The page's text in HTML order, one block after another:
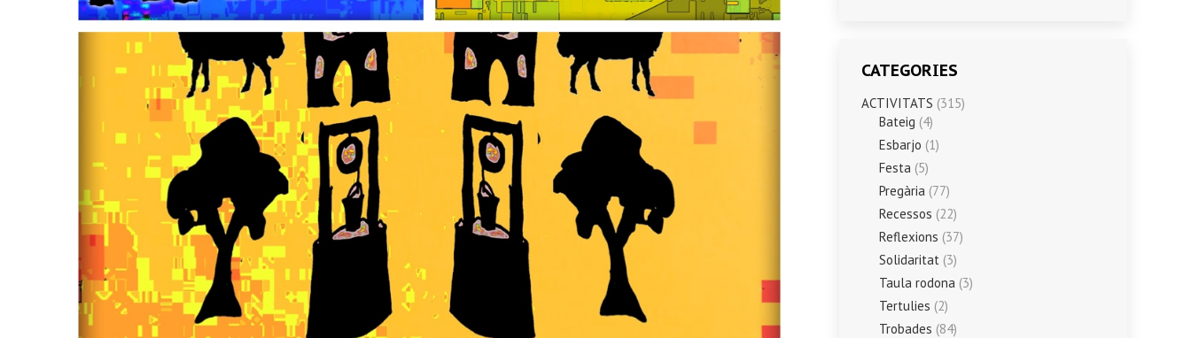
CATEGORIES
ACTIVITATS (315)
Bateig (4)
Esbarjo (1)
Festa (5)
Pregària (77)
Recessos (22)
Reflexions (37)
Solidaritat (3)
Taula rodona (3)
Tertulies (2)
Trobades (84)